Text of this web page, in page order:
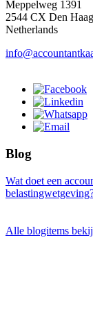
Meppelweg 1391
2544 CX Den Haag
Netherlands
Blog
Wat doet een
Alle blogitems